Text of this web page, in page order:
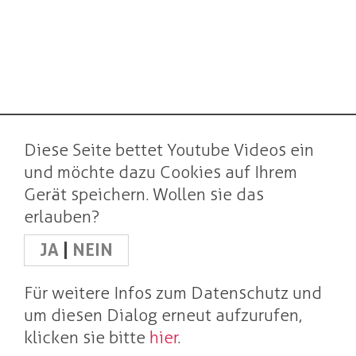
Diese Seite bettet Youtube Videos ein
und möchte dazu Cookies auf Ihrem
Gerät speichern. Wollen sie das
erlauben?
JA
NEIN
Für weitere Infos zum Datenschutz und
um diesen Dialog erneut aufzurufen,
klicken sie bitte hier.